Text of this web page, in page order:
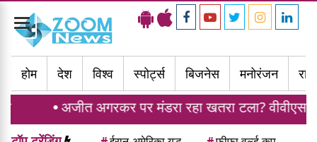
Toggle
navigation
होम
देश विश्व स्पोर्ट्स बिजनेस मनोरंजन
अजीत अगरकर पर मंडरा रहा खतरा टला? वीवीएस